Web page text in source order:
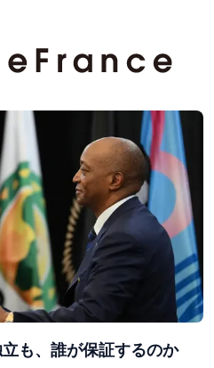
も、誰が保証するのか